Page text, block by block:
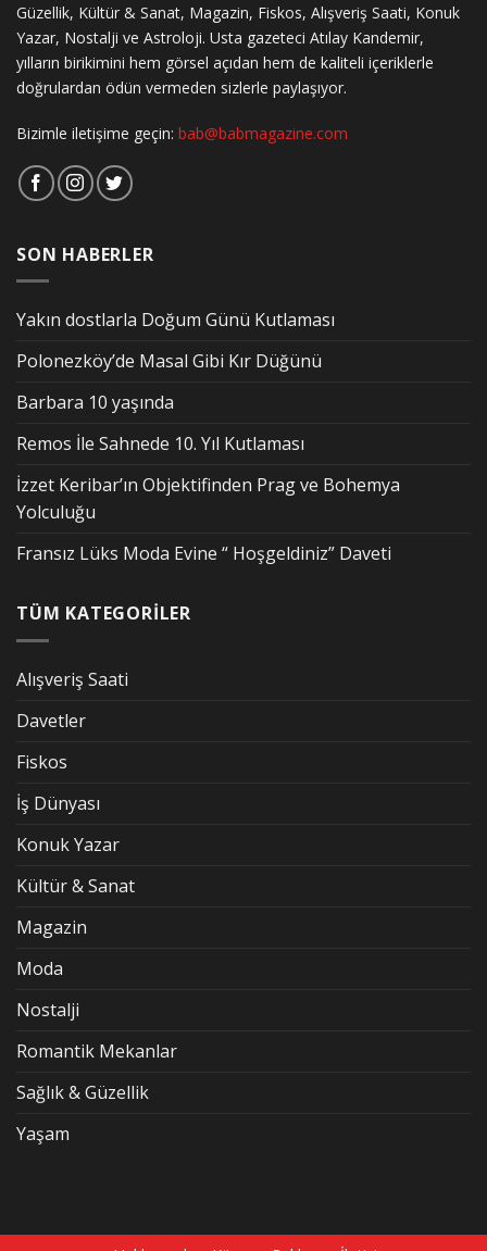
Güzellik, Kültür & Sanat, Magazin, Fiskos, Alışveriş Saati, Konuk
Yazar, Nostalji ve Astroloji. Usta gazeteci Atılay Kandemir,
yılların birikimini hem görsel açıdan hem de kaliteli içeriklerle
doğrulardan ödün vermeden sizlerle paylaşıyor.
Bizimle iletişime geçin: bab@babmagazine.com
SON HABERLER
Yakın dostlarla Doğum Günü Kutlaması
Polonezköy’de Masal Gibi Kır Düğünü
Barbara 10 yaşında
Remos İle Sahnede 10. Yıl Kutlaması
İzzet Keribar’ın Objektifinden Prag ve Bohemya
Yolculuğu
Fransız Lüks Moda Evine “ Hoşgeldiniz” Daveti
TÜM KATEGORİLER
Alışveriş Saati
Davetler
Fiskos
İş Dünyası
Konuk Yazar
Kültür & Sanat
Magazin
Moda
Nostalji
Romantik Mekanlar
Sağlık & Güzellik
Yaşam